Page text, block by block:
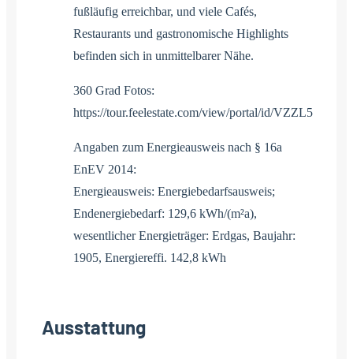
fußläufig erreichbar, und viele Cafés,
Restaurants und gastronomische Highlights
befinden sich in unmittelbarer Nähe.
360 Grad Fotos:
https://tour.feelestate.com/view/portal/id/VZZL5
Angaben zum Energieausweis nach § 16a
EnEV 2014:
Energieausweis: Energiebedarfsausweis;
Endenergiebedarf: 129,6 kWh/(m²a),
wesentlicher Energieträger: Erdgas, Baujahr:
1905, Energiereffi. 142,8 kWh
Ausstattung